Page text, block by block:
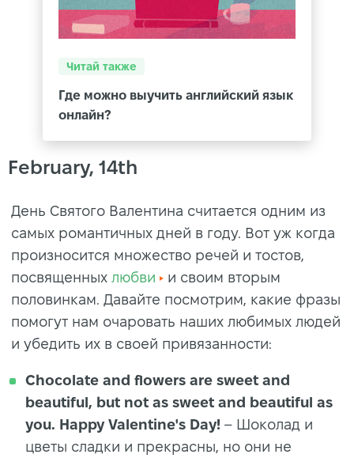
Читай также
Где можно выучить английский язык
онлайн?
February, 14th
День Святого Валентина считается одним из
самых романтичных дней в году. Вот уж когда
произносится множество речей и тостов,
посвященных любви
и своим вторым
половинкам. Давайте посмотрим, какие фразы
помогут нам очаровать наших любимых людей
и убедить их в своей привязанности:
Chocolate and flowers are sweet and
beautiful, but not as sweet and beautiful as
you. Happy Valentine's Day! – Шоколад и
цветы сладки и прекрасны, но они не